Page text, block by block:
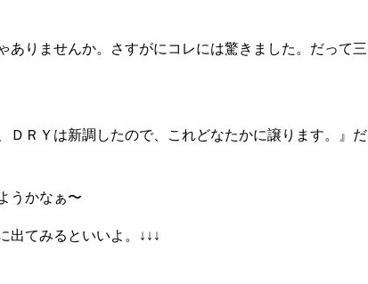
ありませんか。さすがにコレには驚きました。だって三
ＤＲＹは新調したので、これどなたかに譲ります。』だ
うかなぁ〜
出てみるといいよ。↓↓↓